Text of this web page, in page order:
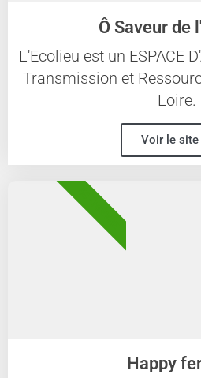
Ô Saveur de
L'Ecolieu est un ESPACE
Transmission et
Loire.
Voir le site
Happy
58 - NIÈVRE